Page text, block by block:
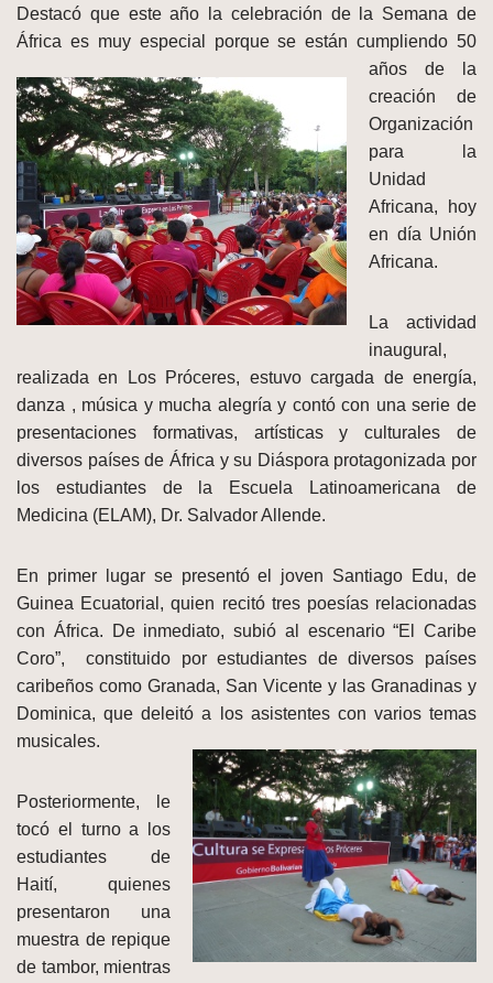
Destacó que este año la celebración de la Semana de
África es muy especial porque se están cumpliendo 50
años de la
creación de
Organización
para la
Unidad
Africana, hoy
en día Unión
Africana.
La actividad
inaugural,
realizada en Los Próceres, estuvo cargada de energía,
danza , música y mucha alegría y contó con una serie de
presentaciones formativas, artísticas y culturales de
diversos países de África y su Diáspora protagonizada por
los estudiantes de la Escuela Latinoamericana de
Medicina (ELAM), Dr. Salvador Allende.
En primer lugar se presentó el joven Santiago Edu, de
Guinea Ecuatorial, quien recitó tres poesías relacionadas
con África. De inmediato, subió al escenario “El Caribe
Coro”, constituido por estudiantes de diversos países
caribeños como Granada, San Vicente y las Granadinas y
Dominica, que deleitó a los asistentes con varios temas
musicales.
Posteriormente, le
tocó el turno a los
estudiantes de
Haití, quienes
presentaron una
muestra de repique
de tambor, mientras